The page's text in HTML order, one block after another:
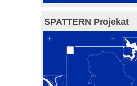
SPATTERN Projekat